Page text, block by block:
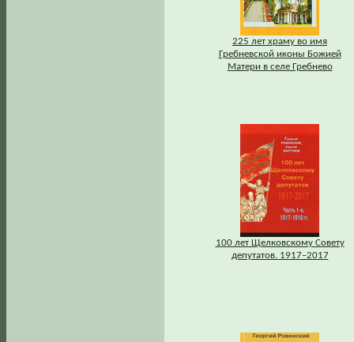
225 лет храму во имя
Гребневской иконы Божией
Матери в селе Гребнево
100 лет Щелковскому Совету
депутатов. 1917–2017